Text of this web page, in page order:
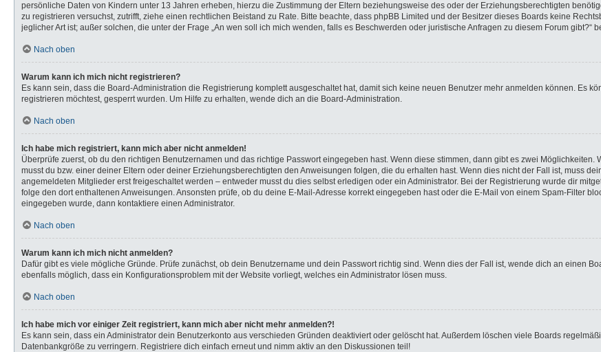
persönliche Daten von Kindern unter 13 Jahren erheben, hierzu die Zustimmung der Eltern beziehungsweise des oder der Erziehungsberechtigten
zu registrieren versuchst, zutrifft, ziehe einen rechtlichen Beistand zu Rate. Bitte beachte, dass phpBB Limited und der Besitzer dieses Boards keine
jeglicher Art ist; außer solchen, die unter der Frage „An wen soll ich mich wenden, falls es Beschwerden oder juristische Anfragen zu diesem Forum gibt?“
Nach oben
Warum kann ich mich nicht registrieren?
Es kann sein, dass die Board-Administration die Registrierung komplett ausgeschaltet hat, damit sich keine neuen Benutzer mehr anmelden können. Es
registrieren möchtest, gesperrt wurden. Um Hilfe zu erhalten, wende dich an die Board-Administration.
Nach oben
Ich habe mich registriert, kann mich aber nicht anmelden!
Überprüfe zuerst, ob du den richtigen Benutzernamen und das richtige Passwort eingegeben hast. Wenn diese stimmen, dann gibt es zwei Möglichkeiten.
musst du bzw. einer deiner Eltern oder deiner Erziehungsberechtigten den Anweisungen folgen, die du erhalten hast. Wenn dies nicht der Fall ist, muss
angemeldeten Mitglieder erst freigeschaltet werden – entweder musst du dies selbst erledigen oder ein Administrator. Bei der Registrierung wurde dir
folge den dort enthaltenen Anweisungen. Ansonsten prüfe, ob du deine E-Mail-Adresse korrekt eingegeben hast oder die E-Mail von einem Spam-Filter
eingegeben wurde, dann kontaktiere einen Administrator.
Nach oben
Warum kann ich mich nicht anmelden?
Dafür gibt es viele mögliche Gründe. Prüfe zunächst, ob dein Benutzername und dein Passwort richtig sind. Wenn dies der Fall ist, wende dich an einen
ebenfalls möglich, dass ein Konfigurationsproblem mit der Website vorliegt, welches ein Administrator lösen muss.
Nach oben
Ich habe mich vor einiger Zeit registriert, kann mich aber nicht mehr anmelden?!
Es kann sein, dass ein Administrator dein Benutzerkonto aus verschieden Gründen deaktiviert oder gelöscht hat. Außerdem löschen viele Boards
Datenbankgröße zu verringern. Registriere dich einfach erneut und nimm aktiv an den Diskussionen teil!